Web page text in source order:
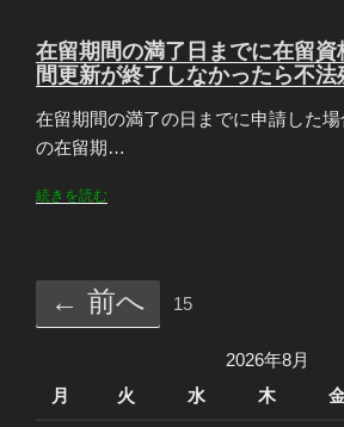
在留期間の満了日までに在留資
間更新が終了しなかったら不法
在留期間の満了の日までに申請した
の在留期…
続きを読む
← 前へ 15
2026年8月
月
火 水 木